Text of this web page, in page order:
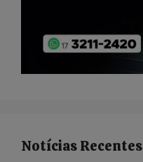
Notícias Recentes